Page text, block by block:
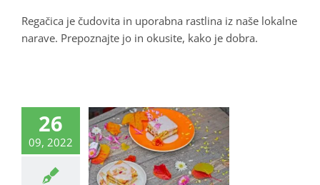
Regačica je čudovita in uporabna rastlina iz naše lokalne
narave. Prepoznajte jo in okusite, kako je dobra.
26
09, 2022